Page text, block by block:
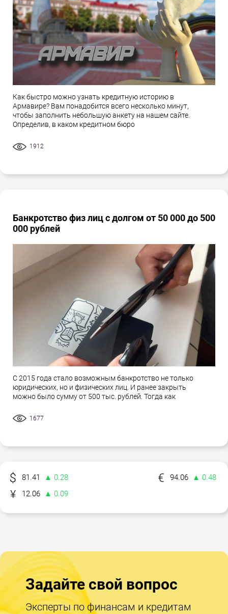
Как быстро можно узнать кредитную историю в
Армавире? Вам понадобится всего несколько минут,
чтобы заполнить небольшую анкету на нашем сайте.
Определив, в каком кредитном бюро
1912
Банкротство физ лиц с долгом от 50 000 до 500
000 рублей
С 2015 года стало возможным банкротство не только
юридических, но и физических лиц. И ранее закрыть
можно было сумму от 500 тыс. рублей. Тогда как
1677
81.41 ▲ 0.28 94.06
▲ 0.48
12.06
▲ 0.09
Задайте свой вопрос
Эксперты по финансам и кредитам